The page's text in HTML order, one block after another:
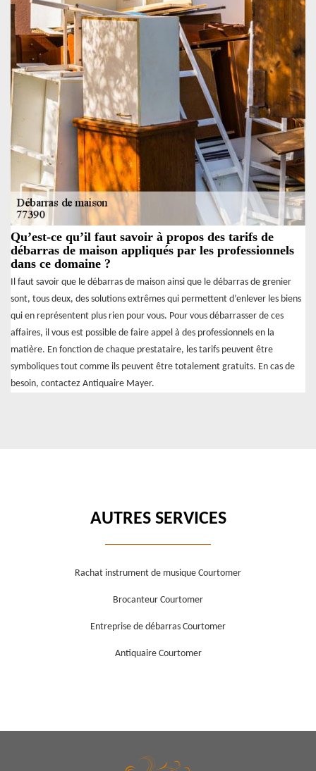
Qu’est-ce qu’il faut savoir à propos des tarifs de
débarras de maison appliqués par les professionnels
dans ce domaine ?
Il faut savoir que le débarras de maison ainsi que le débarras de grenier
sont, tous deux, des solutions extrêmes qui permettent d’enlever les biens
qui en représentent plus rien pour vous. Pour vous débarrasser de ces
affaires, il vous est possible de faire appel à des professionnels en la
matière. En fonction de chaque prestataire, les tarifs peuvent être
symboliques tout comme ils peuvent être totalement gratuits. En cas de
besoin, contactez Antiquaire Mayer.
AUTRES SERVICES
Rachat instrument de musique Courtomer
Brocanteur Courtomer
Entreprise de débarras Courtomer
Antiquaire Courtomer